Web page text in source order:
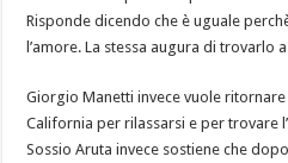
Risponde dicendo che è uguale
l’amore. La stessa augura di trovarlo
Giorgio Manetti invece vuole
California per rilassarsi e per trovare
Sossio Aruta invece sostiene che